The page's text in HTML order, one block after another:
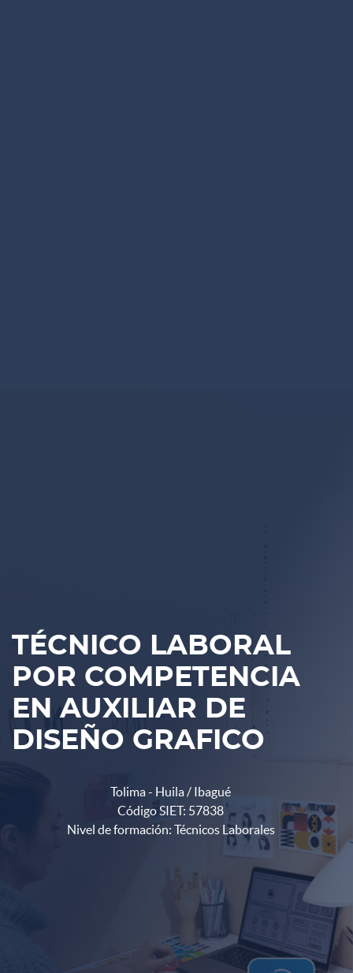
TÉCNICO LABORAL
POR COMPETENCIA
EN AUXILIAR DE
DISEÑO GRAFICO
Tolima - Huila / Ibagué
Código SIET: 57838
Nivel de formación: Técnicos Laborales